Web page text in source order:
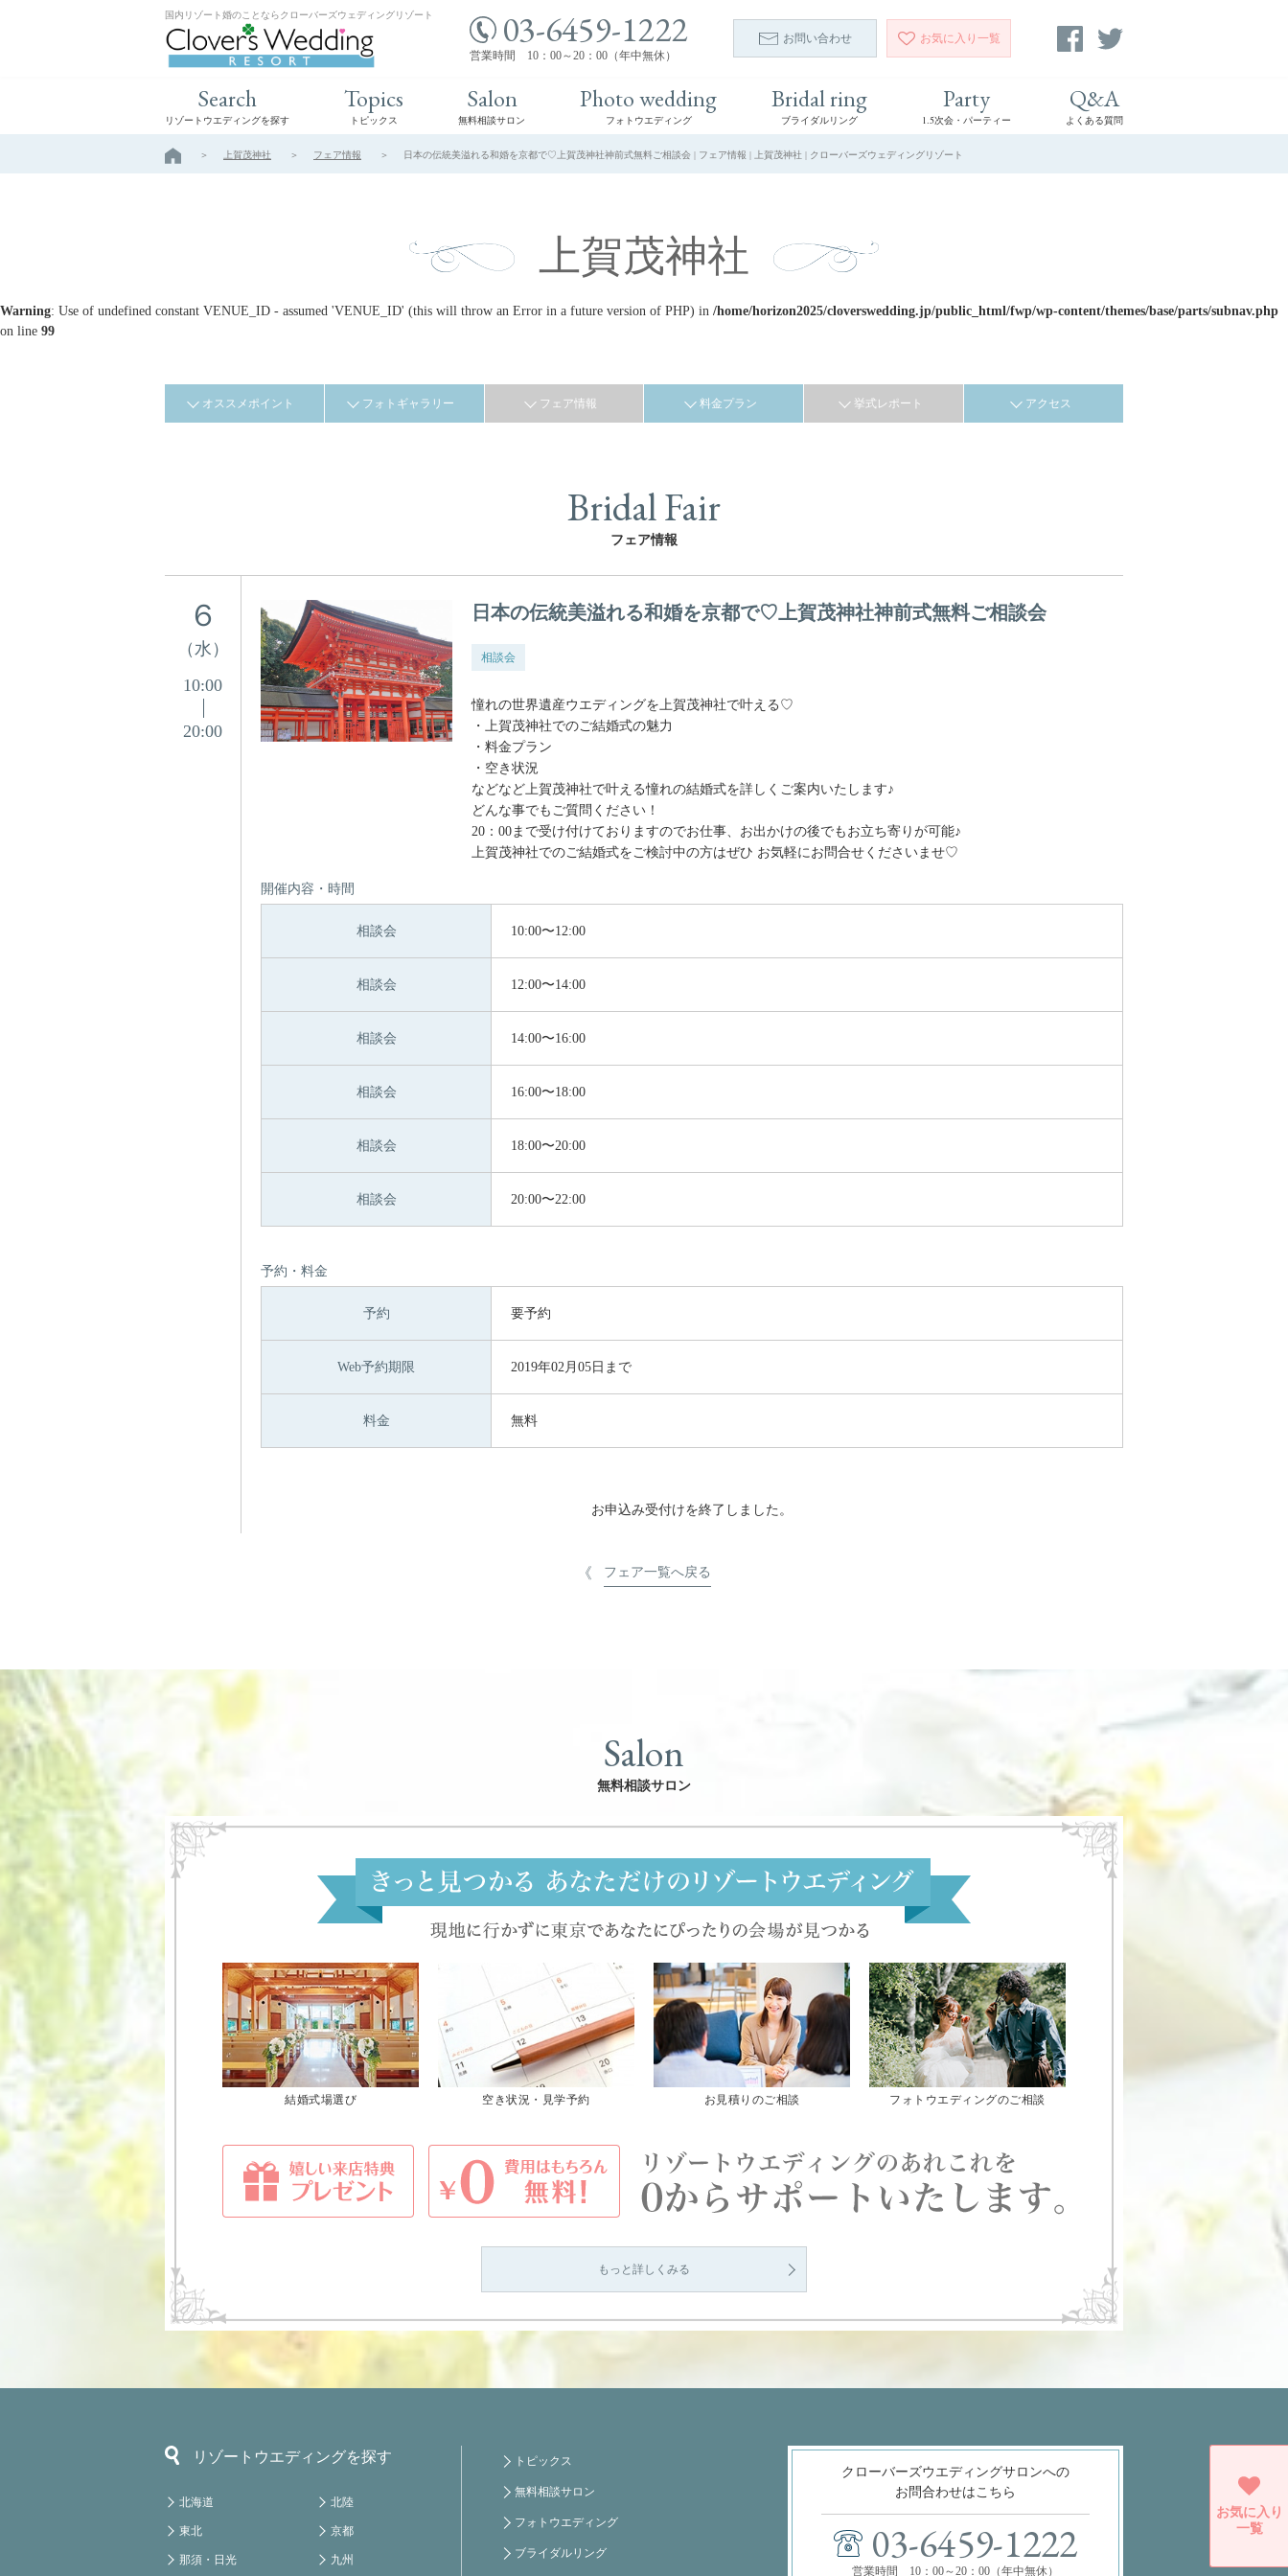
国内リゾート婚のことならクローバーズウェディングリゾート 03-6459-1222
営業時間 10：00～20：00（年中無休）
お問い合わせ お気に入り 一覧
Search
リゾートウエディングを探す
Topics
トピックス
Salon
無料相談サロン
Photo wedding
フォトウエディング
Bridal ring
ブライダルリング
Party
1.5次会・パーティー
Q&A
よくある質問
上賀茂神社 フェア情報 日本の伝統美溢れる和婚を京都で♡上賀茂神社神前式無料ご相談会 | フェア情報 | 上賀茂神社 | クローバーズウェディングリゾート
上賀茂神社
Warning: Use of undefined constant VENUE_ID - assumed 'VENUE_ID' (this will throw an Error in a future version of PHP) in /home/horizon2025/cloverswedding.jp/public_html/fwp/wp-content/themes/base/parts/subnav.php
on line 99
オススメポイント フォトギャラリー フェア情報 料金プラン 挙式レポート アクセス
Bridal Fair
フェア情報
６
（水）
10:00
20:00
日本の伝統美溢れる和婚を京都で♡上賀茂神社神前式無料ご相談会
相談会
憧れの世界遺産ウエディングを上賀茂神社で叶える♡
・上賀茂神社でのご結婚式の魅力
・料金プラン
・空き状況
などなど上賀茂神社で叶える憧れの結婚式を詳しくご案内いたします♪
どんな事でもご質問ください！
20：00まで受け付けておりますのでお仕事、お出かけの後でもお立ち寄りが可能♪
上賀茂神社でのご結婚式をご検討中の方はぜひ お気軽にお問合せくださいませ♡
開催内容・時間
相談会 10:00〜12:00
相談会 12:00〜14:00
相談会 14:00〜16:00
相談会 16:00〜18:00
相談会 18:00〜20:00
相談会 20:00〜22:00
予約・料金
予約 要予約
Web予約期限 2019年02月05日まで
料金 無料
お申込み受付けを終了しました。
フェア一覧へ戻る
Salon
無料相談サロン
結婚式場選び 空き状況・見学予約 お見積りのご相談 フォトウエディングのご相談
もっと詳しくみる
リゾートウエディングを探す
北海道
東北
那須・日光
北陸
京都
九州
トピックス
無料相談サロン
フォトウエディング
ブライダルリング
クローバーズウエディングサロンへの
お問合わせはこちら
03-6459-1222
営業時間 10：00～20：00（年中無休）
お気に入り
一覧